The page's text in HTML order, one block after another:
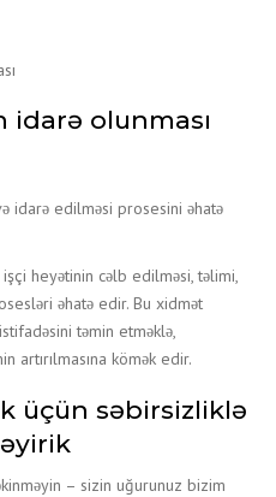
idarə olunması
idarə edilməsi prosesini əhatə
işçi heyətinin cəlb edilməsi, təlimi,
əhatə edir. Bu xidmət
təmin etməklə,
artırılmasına kömək edir.
üçün səbirsizliklə
– sizin uğurunuz bizim